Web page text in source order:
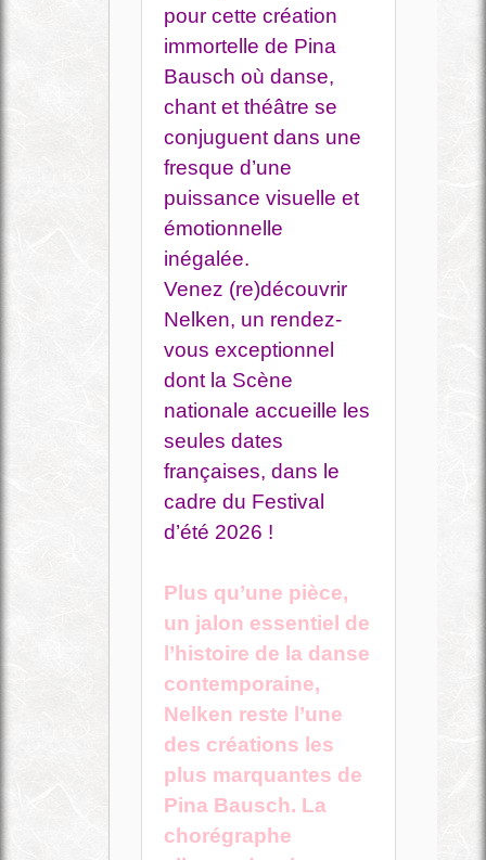
pour cette création
immortelle de Pina
Bausch où danse,
chant et théâtre se
conjuguent dans une
fresque d’une
puissance visuelle et
émotionnelle
inégalée.
Venez (re)découvrir
Nelken, un rendez-
vous exceptionnel
dont la Scène
nationale accueille les
seules dates
françaises, dans le
cadre du Festival
d’été 2026 !
Plus qu’une pièce,
un jalon essentiel de
l’histoire de la danse
contemporaine,
Nelken reste l’une
des créations les
plus marquantes de
Pina Bausch. La
chorégraphe